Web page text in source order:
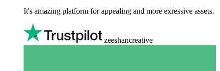
It's amazing platform for appealing and more exressive assets.
zeeshancreative